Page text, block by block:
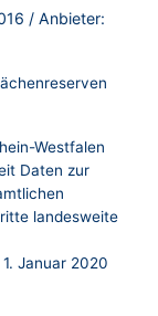
/ Anbieter:
Westfalen
Daten zur
landesweite
Januar 2020